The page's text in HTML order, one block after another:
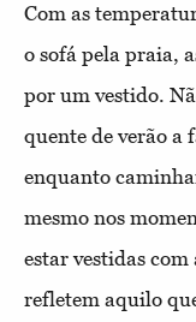
Com as
o sofá pela praia,
por um vestido.
quente de verão a
enquanto
mesmo nos
estar vestidas
refletem aquilo